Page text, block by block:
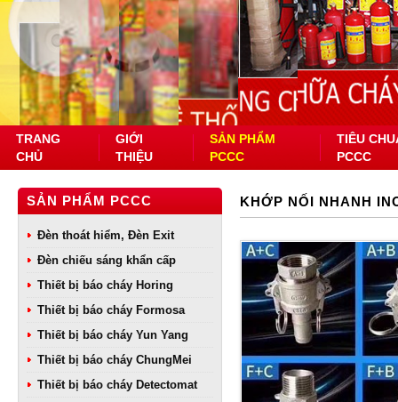
TRANG
CHỦ
GIỚI
THIỆU
SẢN PHẨM
PCCC
TIÊU
PCCC
SẢN PHẨM PCCC
Đèn thoát hiểm, Đèn Exit
Đèn chiếu sáng khẩn cấp
Thiết bị báo cháy Horing
Thiết bị báo cháy Formosa
Thiết bị báo cháy Yun Yang
Thiết bị báo cháy ChungMei
Thiết bị báo cháy Detectomat
KHỚP NỐI NHANH